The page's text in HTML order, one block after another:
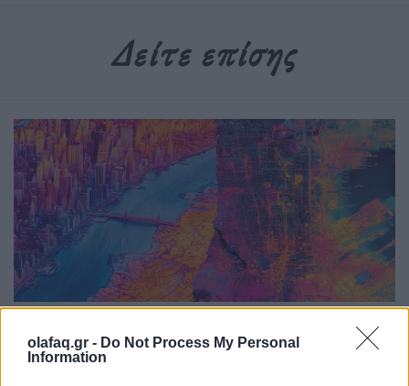
olafaq.gr - Do Not Process My Personal
Information
Δείτε επίσης
Υγεία
Η ζέστη δεν είναι πια “καιρός”, είναι beta test